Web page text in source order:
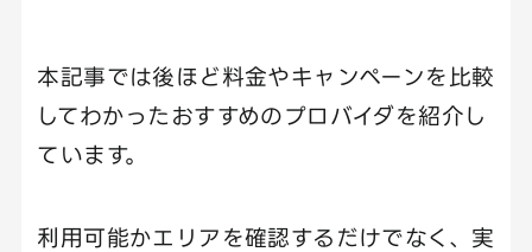
本記事では後ほど料金やキャンペーンを比較
してわかったおすすめのプロバイダを紹介し
ています。
利用可能かエリアを確認するだけでなく、実